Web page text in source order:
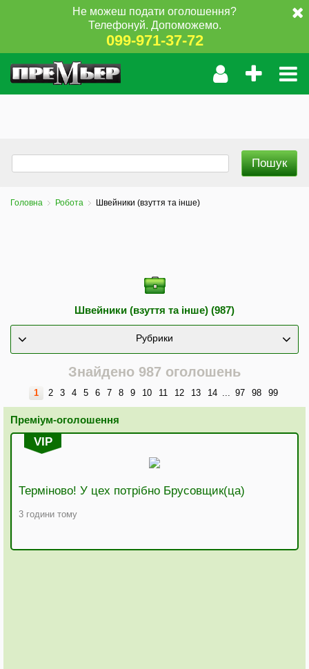
Не можеш подати оголошення?
Телефонуй. Допоможемо.
099-971-37-72
Головна Робота Швейники (взуття та інше)
Швейники (взуття та інше) (987)
Рубрики
Знайдено 987 оголошень
1 2 3 4 5 6 7 8 9 10 11 12 13 14 ... 97 98 99
Преміум-оголошення
VIP
Терміново! У цех потрібно Брусовщик(ца)
3 години тому